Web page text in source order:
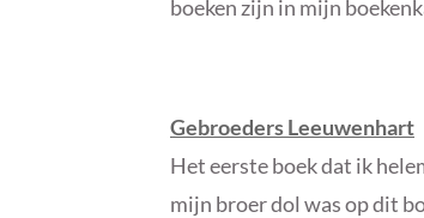
boeken zijn in mijn
Gebroeders Leeuwenhart
Het eerste boek dat ik
mijn broer dol was op dit